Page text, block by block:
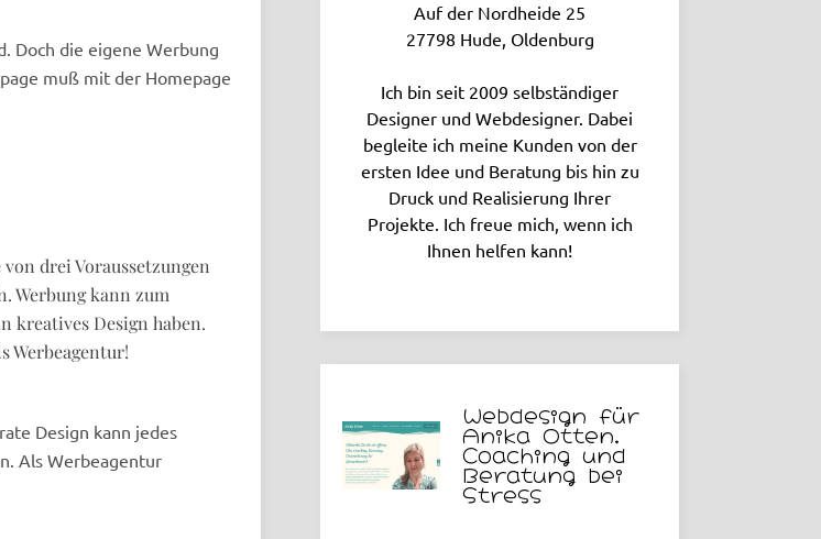
Doch die eigene Werbung
muß mit der Homepage
drei Voraussetzungen
Werbung kann zum
kreatives Design haben.
Werbeagentur!
Design kann jedes
Als Werbeagentur
Auf der Nordheide 25
27798 Hude, Oldenburg
Ich bin seit 2009 selbständiger
Designer und Webdesigner. Dabei
begleite ich meine Kunden von der
ersten Idee und Beratung bis hin zu
Druck und Realisierung Ihrer
Projekte. Ich freue mich, wenn ich
Ihnen helfen kann!
Webdesign für
Anika Otten,
Coaching und
Beratung bei
Stress